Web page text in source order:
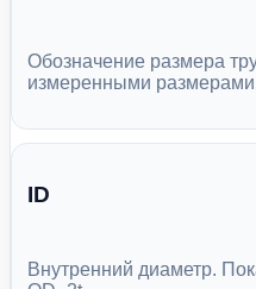
Обозначение размера
измеренными
ID
Внутренний диаметр.